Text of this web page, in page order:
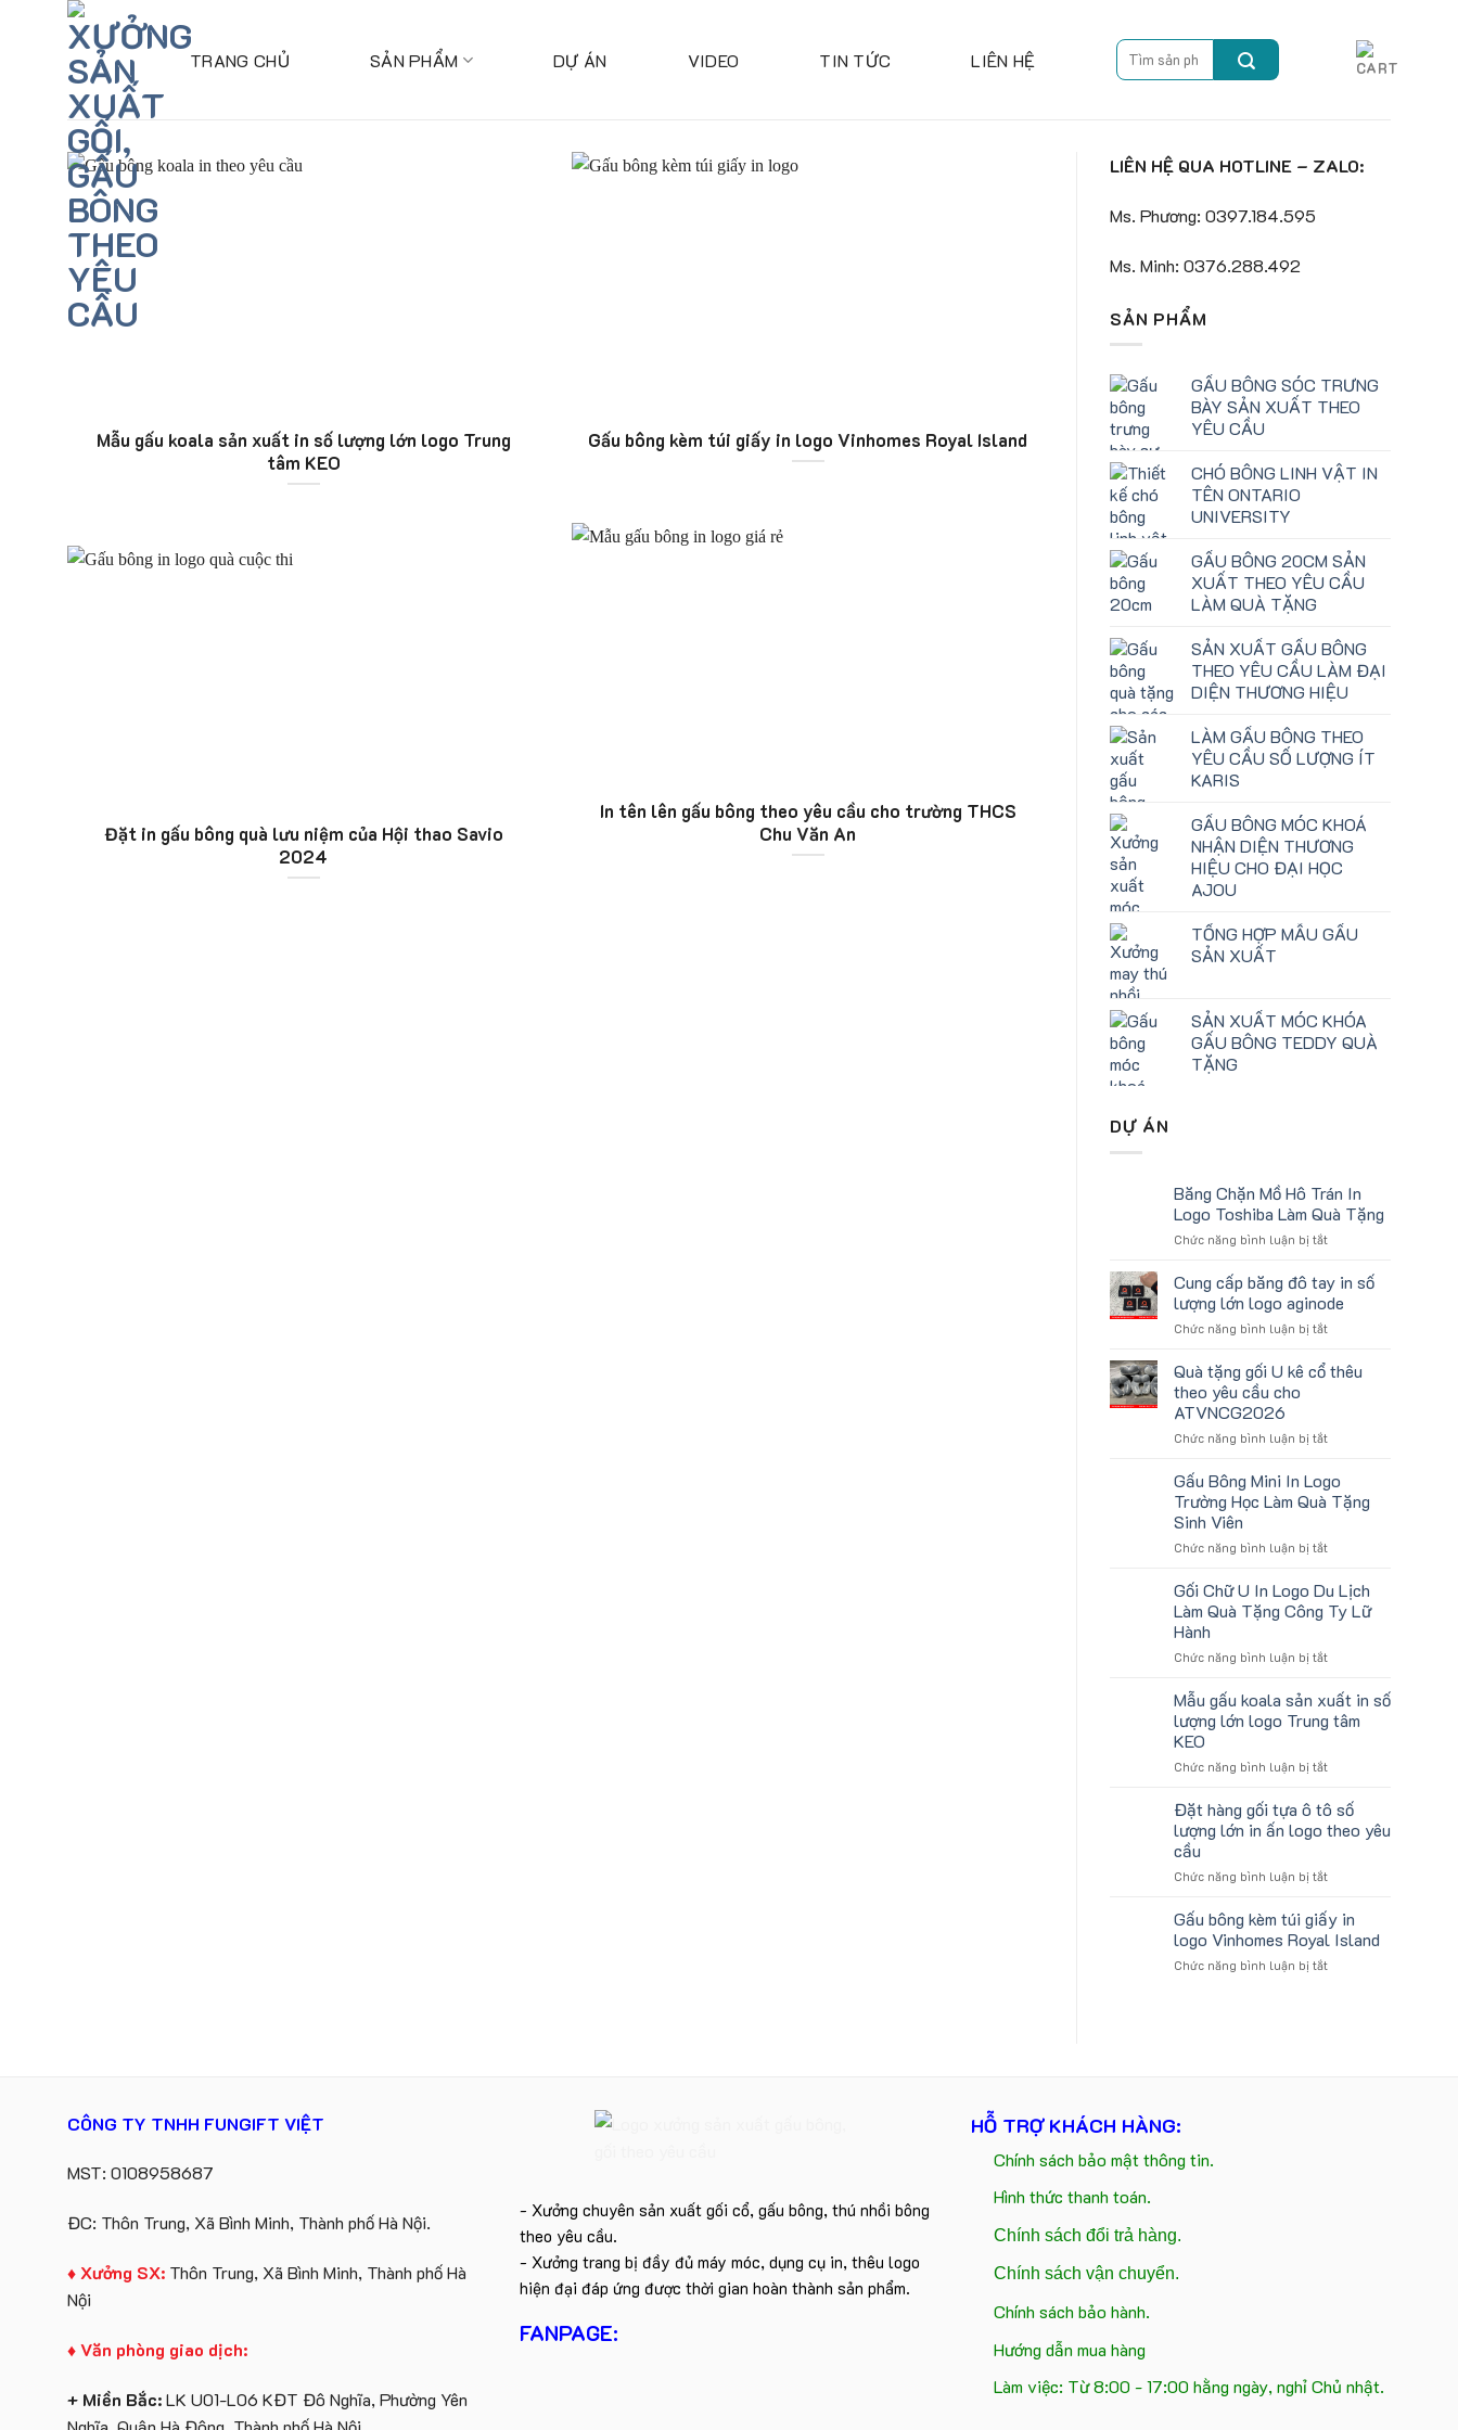
TRANG CHỦ SẢN PHẨM DỰ ÁN VIDEO TIN TỨC LIÊN HỆ
Search
for:
Mẫu gấu koala sản xuất in số lượng lớn logo Trung
tâm KEO
Gấu bông kèm túi giấy in logo Vinhomes Royal Island
In tên lên gấu bông theo yêu cầu cho trường THCS
Chu Văn An
Đặt in gấu bông quà lưu niệm của Hội thao Savio
2024
LIÊN HỆ QUA HOTLINE – ZALO:
Ms. Phương: 0397.184.595
Ms. Minh: 0376.288.492
SẢN PHẨM
GẤU BÔNG SÓC TRƯNG
BÀY SẢN XUẤT THEO
YÊU CẦU
CHÓ BÔNG LINH VẬT IN
TÊN ONTARIO
UNIVERSITY
GẤU BÔNG 20CM SẢN
XUẤT THEO YÊU CẦU
LÀM QUÀ TẶNG
SẢN XUẤT GẤU BÔNG
THEO YÊU CẦU LÀM ĐẠI
DIỆN THƯƠNG HIỆU
LÀM GẤU BÔNG THEO
YÊU CẦU SỐ LƯỢNG ÍT
KARIS
GẤU BÔNG MÓC KHOÁ
NHẬN DIỆN THƯƠNG
HIỆU CHO ĐẠI HỌC
AJOU
TỔNG HỢP MẪU GẤU
SẢN XUẤT
SẢN XUẤT MÓC KHÓA
GẤU BÔNG TEDDY QUÀ
TẶNG
DỰ ÁN
Băng Chặn Mồ Hô Trán In
Logo Toshiba Làm Quà Tặng
Chức năng bình luận bị tắtở
Chặn
Mồ
Hô
Trán
Logo
Tặng
Cung cấp băng đô tay in số
lượng lớn logo aginode
Chức năng bình luận bị tắtở
cấp
băng
in
lớn
logo
Quà tặng gối U kê cổ thêu
theo yêu cầu cho
ATVNCG2026
Chức năng bình luận bị tắtở
gối
cổ
theo
yêu
cầu
ATVNCG2026
Gấu Bông Mini In Logo
Trường Học Làm Quà Tặng
Sinh Viên
Chức năng bình luận bị tắtở
Bông
Mini
In
Trường
Làm
Quà
Tặng
Viên
Gối Chữ U In Logo Du Lịch
Làm Quà Tặng Công Ty Lữ
Hành
Chức năng bình luận bị tắtở
Chữ
U
In
Du
Làm
Quà
Tặng
Ty
Hành
Mẫu gấu koala sản xuất in số
lượng lớn logo Trung tâm
KEO
Chức năng bình luận bị tắtở
gấu
koala
sản
in
lượng
lớn
logo
Trung
Đặt hàng gối tựa ô tô số
lượng lớn in ấn logo theo yêu
cầu
Chức năng bình luận bị tắtở
hàng
gối
tựa
ô
Gấu bông kèm túi giấy in
logo Vinhomes Royal Island
Chức năng bình luận bị tắtở
CÔNG TY TNHH FUNGIFT VIỆT
MST: 0108958687
ĐC: Thôn Trung, Xã Bình Minh, Thành phố Hà Nội.
♦ Xưởng SX: Thôn Trung, Xã Bình Minh, Thành phố Hà
Nội
♦ Văn phòng giao dịch:
+ Miền Bắc:LK U01-L06 KĐT Đô Nghĩa, Phường Yên
- Xưởng chuyên sản xuất gối cổ, gấu bông, thú nhồi bông
theo yêu cầu.
- Xưởng trang bị đầy đủ máy móc, dụng cụ in, thêu logo
hiện đại đáp ứng được thời gian hoàn thành sản phẩm.
FANPAGE:
HỖ TRỢ KHÁCH HÀNG:
Chính sách bảo mật thông tin.
Hình thức thanh toán.
Chính sách đổi trả hàng.
Chính sách vận chuyển.
Chính sách bảo hành.
Hướng dẫn mua hàng
Làm việc: Từ 8:00 - 17:00 hằng ngày, nghỉ Chủ nhật.